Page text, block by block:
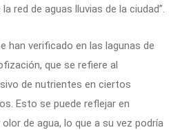
red de aguas lluvias de la ciudad”.
han verificado en las lagunas de
que se refiere al
de nutrientes en ciertos
Esto se puede reflejar en
de agua, lo que a su vez podría